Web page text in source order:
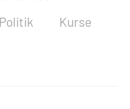
Politik
Kurse